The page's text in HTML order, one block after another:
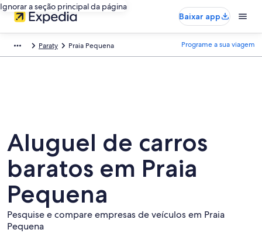
Ignorar a seção principal da página
Baixar app
Paraty Praia Pequena Programe a sua viagem
Aluguel de carros
baratos em Praia
Pequena
Pesquise e compare empresas de veículos em Praia
Pequena